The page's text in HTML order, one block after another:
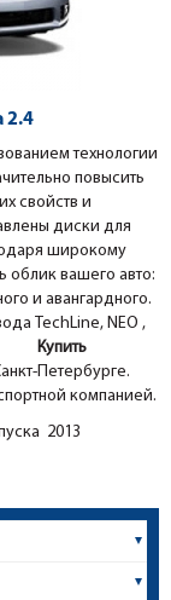
2.4
технологии
повысить
свойств и
диски для
широкому
облик вашего авто:
и авангардного.
TechLine, NEO ,
Купить
Петербурге.
компанией.
2013